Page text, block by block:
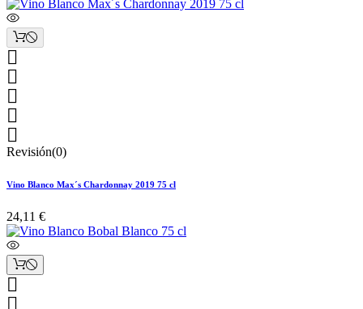





Revisión(0)
Vino Blanco Max´s Chardonnay 2019 75 cl
24,11 €

